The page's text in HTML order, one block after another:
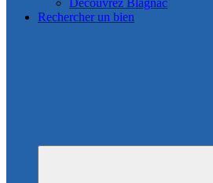
Découvrez Blagnac
Rechercher un bien